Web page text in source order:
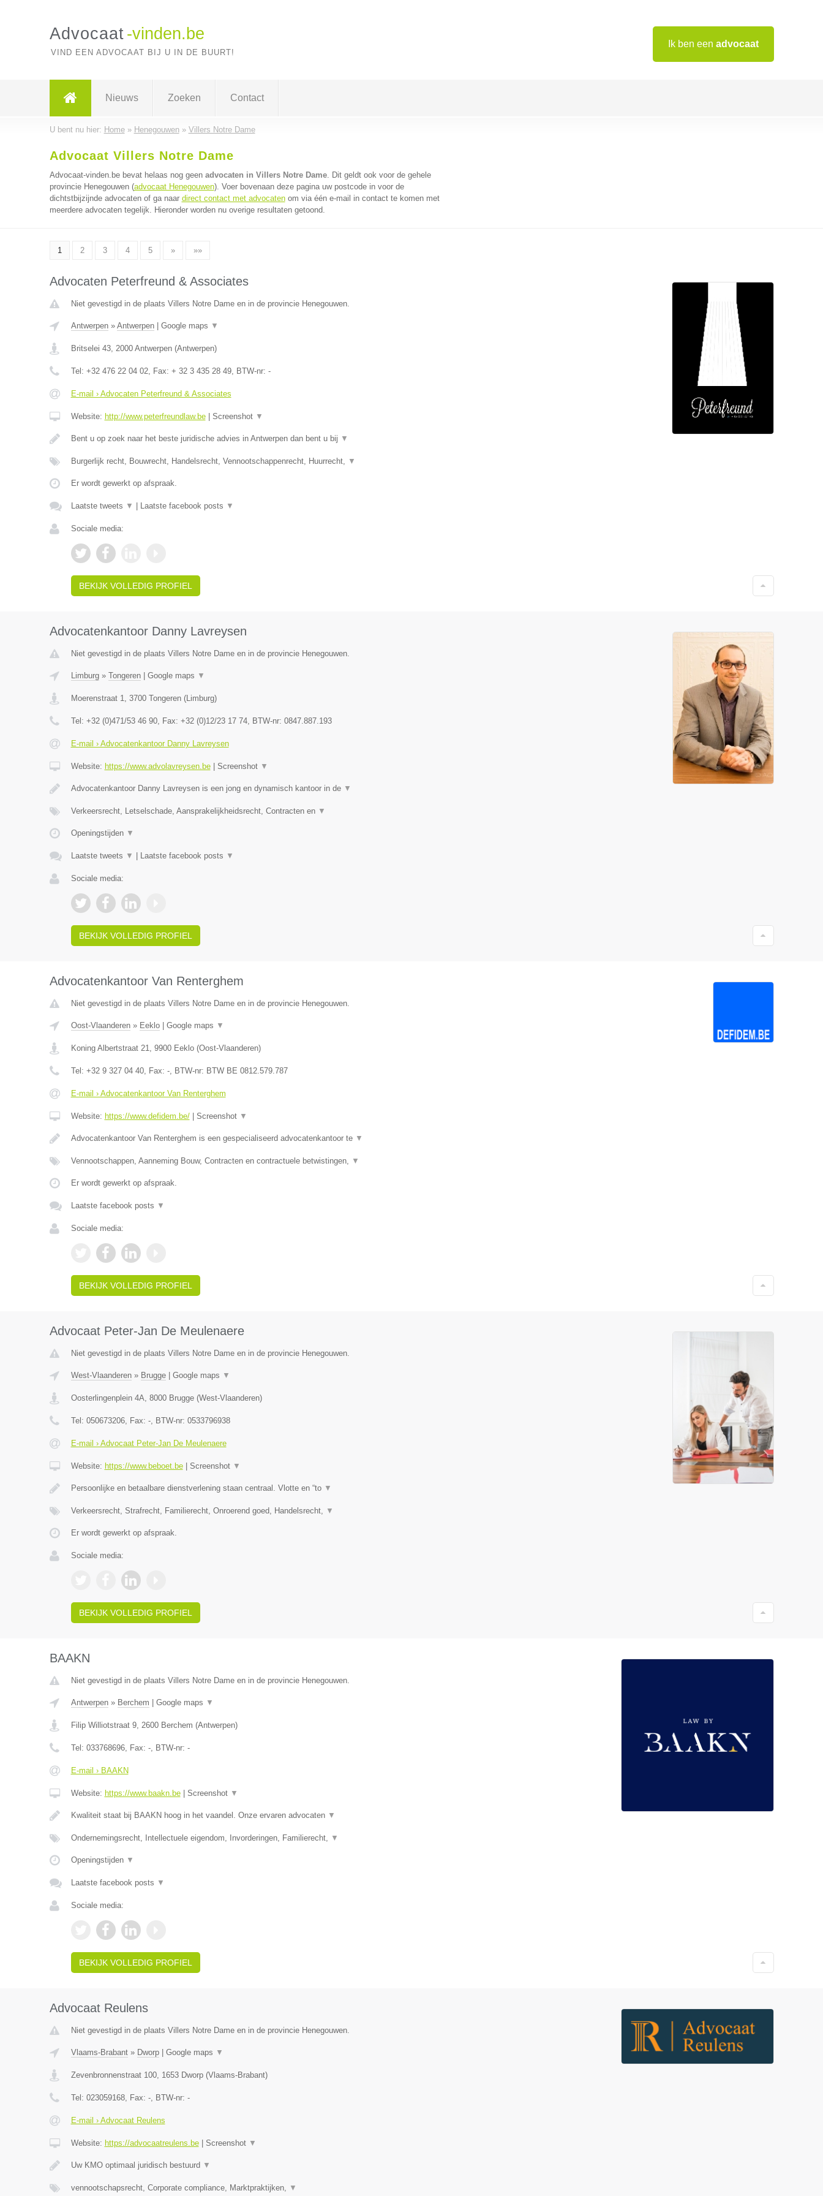
Ik ben een advocaat
Advocaat -vinden.be
VIND EEN ADVOCAAT BIJ U IN DE BUURT!
Nieuws Zoeken Contact
U bent nu hier: Home» Henegouwen» Villers Notre Dame
Advocaat Villers Notre Dame
Advocaat-vinden.be bevat helaas nog geen advocaten in Villers Notre Dame. Dit geldt ook voor de gehele
provincie Henegouwen (advocaat Henegouwen). Voer bovenaan deze pagina uw postcode in voor de
dichtstbijzijnde advocaten of ga naar direct contact met advocatenom via één e-mail in contact te komen met
meerdere advocaten tegelijk. Hieronder worden nu overige resultaten getoond.
1 2 3 4 5 » »»
Advocaten Peterfreund & Associates
Niet gevestigd in de plaats Villers Notre Dame en in de provincie Henegouwen.
Antwerpen» Antwerpen| Google maps ▼
Britselei 43, 2000 Antwerpen(Antwerpen)
Tel: +32 476 22 04 02, Fax: + 32 3 435 28 49, BTW-nr: -
E-mail › Advocaten Peterfreund & Associates
Website: http://www.peterfreundlaw.be| Screenshot ▼
Bent u op zoek naar het beste juridische advies in Antwerpen dan bent u bij ▼
Burgerlijk recht, Bouwrecht, Handelsrecht, Vennootschappenrecht, Huurrecht, ▼
Er wordt gewerkt op afspraak.
Laatste tweets ▼ Laatste facebook posts ▼
Sociale media:
BEKIJK VOLLEDIG PROFIEL
Advocatenkantoor Danny Lavreysen
Niet gevestigd in de plaats Villers Notre Dame en in de provincie Henegouwen.
Limburg» Tongeren| Google maps ▼
Moerenstraat 1, 3700 Tongeren(Limburg)
Tel: +32 (0)471/53 46 90, Fax: +32 (0)12/23 17 74, BTW-nr: 0847.887.193
E-mail › Advocatenkantoor Danny Lavreysen
Website: https://www.advolavreysen.be| Screenshot ▼
Advocatenkantoor Danny Lavreysen is een jong en dynamisch kantoor in de ▼
Verkeersrecht, Letselschade, Aansprakelijkheidsrecht, Contracten en ▼
Openingstijden ▼
Laatste tweets ▼ Laatste facebook posts ▼
Sociale media:
BEKIJK VOLLEDIG PROFIEL
Advocatenkantoor Van Renterghem
Niet gevestigd in de plaats Villers Notre Dame en in de provincie Henegouwen.
Oost-Vlaanderen» Eeklo| Google maps ▼
Koning Albertstraat 21, 9900 Eeklo(Oost-Vlaanderen)
Tel: +32 9 327 04 40, Fax: -, BTW-nr: BTW BE 0812.579.787
E-mail › Advocatenkantoor Van Renterghem
Website: https://www.defidem.be/| Screenshot ▼
Advocatenkantoor Van Renterghem is een gespecialiseerd advocatenkantoor te ▼
Vennootschappen, Aanneming Bouw, Contracten en contractuele betwistingen, ▼
Er wordt gewerkt op afspraak.
Laatste facebook posts ▼
Sociale media:
BEKIJK VOLLEDIG PROFIEL
Advocaat Peter-Jan De Meulenaere
Niet gevestigd in de plaats Villers Notre Dame en in de provincie Henegouwen.
West-Vlaanderen» Brugge| Google maps ▼
Oosterlingenplein 4A, 8000 Brugge(West-Vlaanderen)
Tel: 050673206, Fax: -, BTW-nr: 0533796938
E-mail › Advocaat Peter-Jan De Meulenaere
Website: https://www.beboet.be| Screenshot ▼
Persoonlijke en betaalbare dienstverlening staan centraal. Vlotte en “to ▼
Verkeersrecht, Strafrecht, Familierecht, Onroerend goed, Handelsrecht, ▼
Er wordt gewerkt op afspraak.
Sociale media:
BEKIJK VOLLEDIG PROFIEL
BAAKN
Niet gevestigd in de plaats Villers Notre Dame en in de provincie Henegouwen.
Antwerpen» Berchem Google maps ▼
Filip Williotstraat 9, 2600 Berchem (Antwerpen)
Tel: 033768696, Fax: -, BTW-nr: -
E-mail › BAAKN
Website: https://www.baakn.be| Screenshot ▼
Kwaliteit staat bij BAAKN hoog in het vaandel. Onze ervaren advocaten ▼
Ondernemingsrecht, Intellectuele eigendom, Invorderingen, Familierecht, ▼
Openingstijden ▼
Laatste facebook posts ▼
Sociale media:
BEKIJK VOLLEDIG PROFIEL
Advocaat Reulens
Niet gevestigd in de plaats Villers Notre Dame en in de provincie Henegouwen.
Vlaams-Brabant» Dworp| Google maps ▼
Zevenbronnenstraat 100, 1653 Dworp(Vlaams-Brabant)
Tel: 023059168, Fax: -, BTW-nr: -
E-mail › Advocaat Reulens
Website: https://advocaatreulens.be| Screenshot ▼
Uw KMO optimaal juridisch bestuurd ▼
vennootschapsrecht, Corporate compliance, Marktpraktijken, ▼